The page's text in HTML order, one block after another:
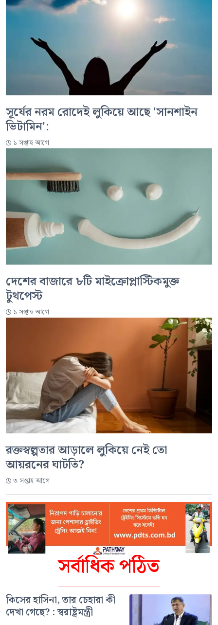
সর্বাধিক পঠিত
কিসের হাসিনা, তার চেহারা কী
দেখা গেছে? : স্বরাষ্ট্রমন্ত্রী
সূর্যের নরম রোদেই লুকিয়ে আছে 'সানশাইন
ভিটামিন':
১ সপ্তাহ আগে
দেশের বাজারে ৮টি মাইক্রোপ্লাস্টিকমুক্ত
টুথপেস্ট
১ সপ্তাহ আগে
রক্তস্বল্পতার আড়ালে লুকিয়ে নেই তো
আয়রনের ঘাটতি?
৩ সপ্তাহ আগে